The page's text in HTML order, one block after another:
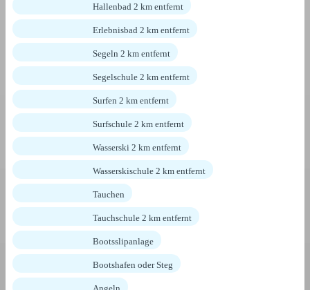
Hallenbad 2 km entfernt
Erlebnisbad 2 km entfernt
Segeln 2 km entfernt
Segelschule 2 km entfernt
Surfen 2 km entfernt
Surfschule 2 km entfernt
Wasserski 2 km entfernt
Wasserskischule 2 km entfernt
Tauchen
Tauchschule 2 km entfernt
Bootsslipanlage
Bootshafen oder Steg